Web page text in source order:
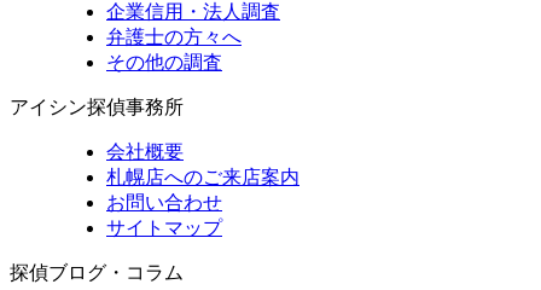
企業信用・法人調査
弁護士の方々へ
その他の調査
アイシン探偵事務所
会社概要
札幌店へのご来店案内
お問い合わせ
サイトマップ
探偵ブログ・コラム